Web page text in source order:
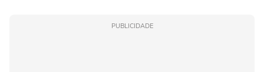
PUBLICIDADE